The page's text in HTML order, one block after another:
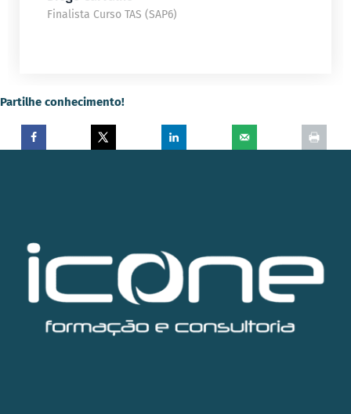
Finalista Curso TAS (SAP6)
Partilhe conhecimento!